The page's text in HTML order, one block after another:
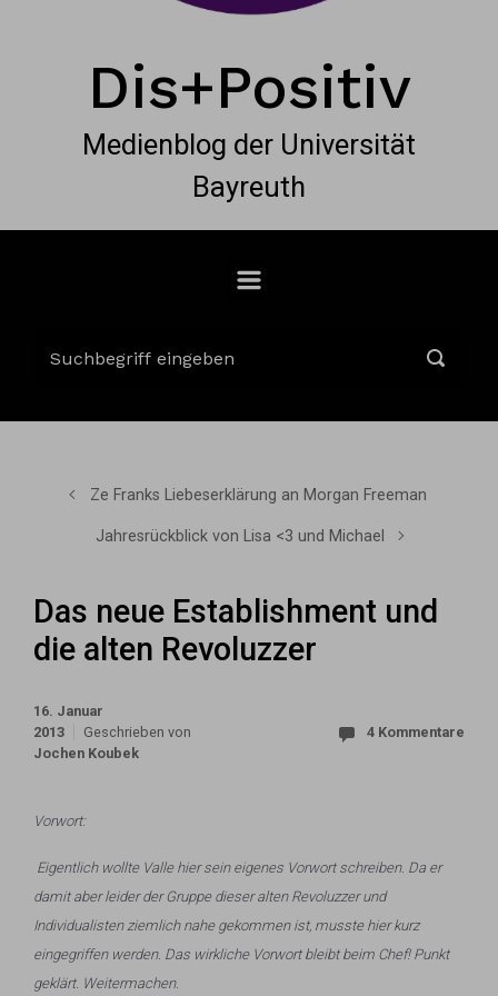
Dis+Positiv
Medienblog der Universität
Bayreuth
Ze Franks Liebeserklärung an Morgan Freeman
Jahresrückblick von Lisa <3 und Michael
Das neue Establishment und
die alten Revoluzzer
16. Januar
2013
Geschrieben von
Jochen Koubek
4 Kommentare
Vorwort:
Eigentlich wollte Valle hier sein eigenes Vorwort schreiben. Da er
damit aber leider der Gruppe dieser alten Revoluzzer und
Individualisten ziemlich nahe gekommen ist, musste hier kurz
eingegriffen werden. Das wirkliche Vorwort bleibt beim Chef! Punkt
geklärt. Weitermachen.